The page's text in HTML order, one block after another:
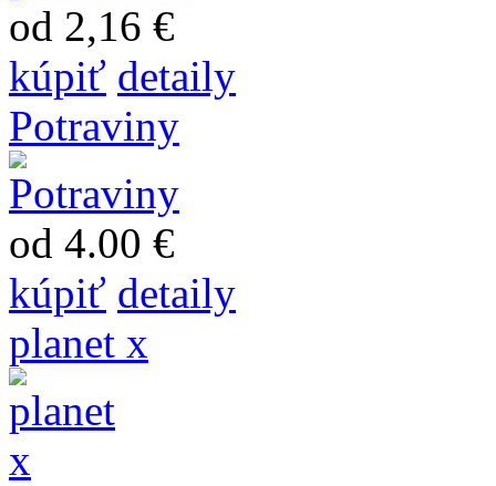
od 2,16 €
kúpiť detaily
Potraviny
od 4.00 €
kúpiť detaily
planet x